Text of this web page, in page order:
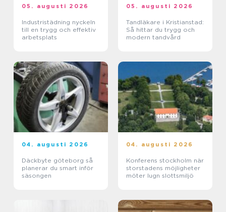
05. augusti 2026
Industristädning nyckeln
till en trygg och effektiv
arbetsplats
05. augusti 2026
Tandläkare i Kristianstad:
Så hittar du trygg och
modern tandvård
04. augusti 2026
Däckbyte göteborg så
planerar du smart inför
säsongen
04. augusti 2026
Konferens stockholm när
storstadens möjligheter
möter lugn slottsmiljö